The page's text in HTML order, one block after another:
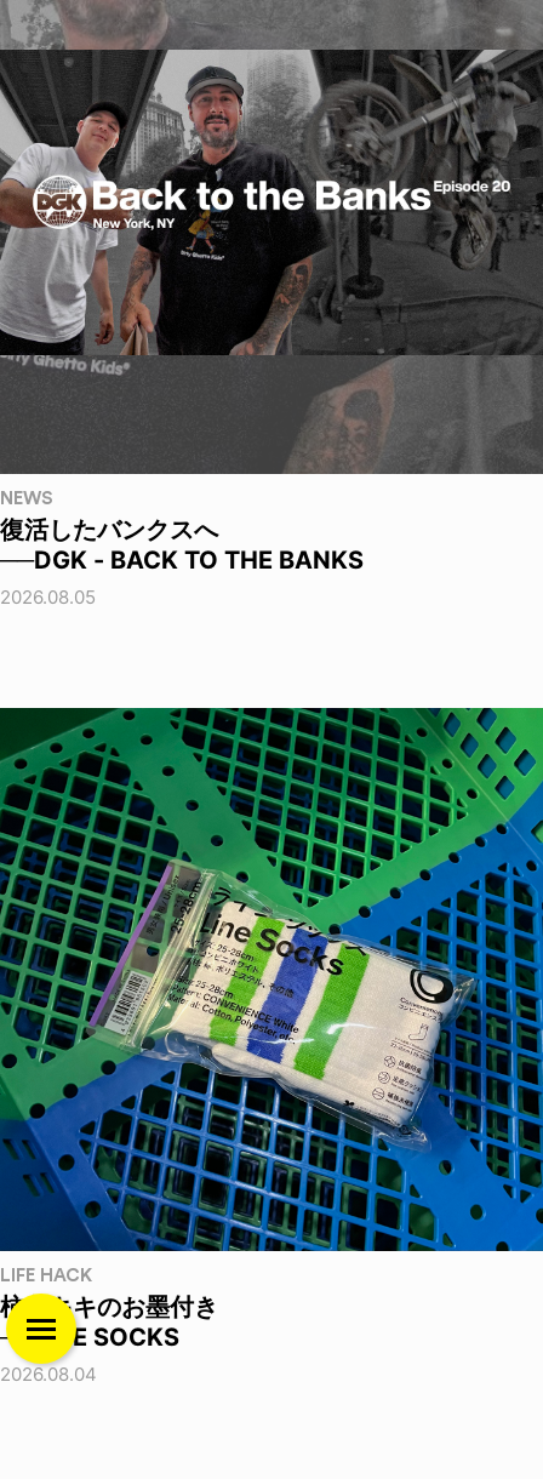
NEWS
復活したバンクスへ
──DGK - BACK TO THE BANKS
2026.08.05
LIFE HACK
柿谷キキのお墨付き
──LINE SOCKS
2026.08.04